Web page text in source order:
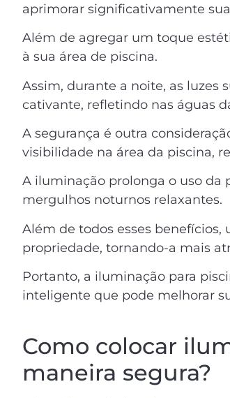
aprimorar significativamente
Além de agregar um toque
à sua área de piscina.
Assim, durante a noite, as
cativante, refletindo nas águas
A segurança é outra
visibilidade na área da piscina,
A iluminação prolonga o uso da
mergulhos noturnos relaxantes.
Além de todos esses
propriedade, tornando-a mais
Portanto, a iluminação para
inteligente que pode melhorar
Como colocar
maneira segura?